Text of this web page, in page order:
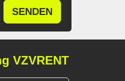
SENDEN
VZVRENT